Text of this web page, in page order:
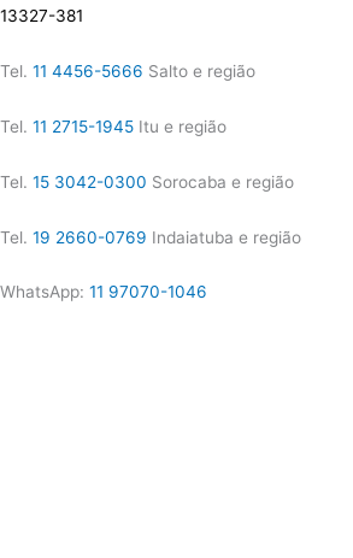
13327-381
Tel. 11 4456-5666 Salto e região
Tel. 11 2715-1945 Itu e região
Tel. 15 3042-0300 Sorocaba e região
Tel. 19 2660-0769 Indaiatuba e região
WhatsApp: 11 97070-1046